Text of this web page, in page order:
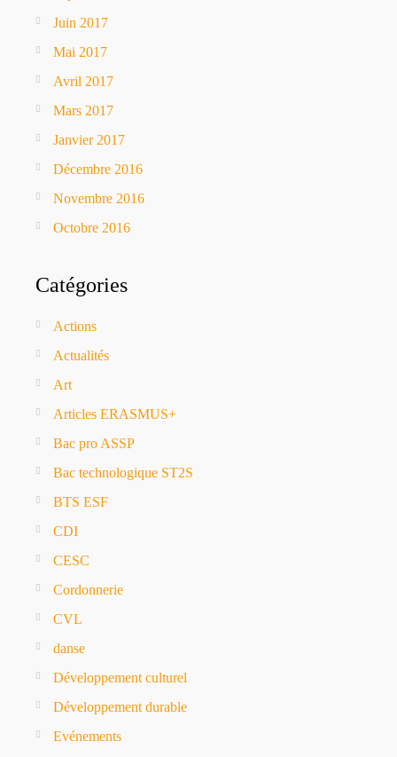
Juin 2017
Mai 2017
Avril 2017
Mars 2017
Janvier 2017
Décembre 2016
Novembre 2016
Octobre 2016
Catégories
Actions
Actualités
Art
Articles ERASMUS+
Bac pro ASSP
Bac technologique ST2S
BTS ESF
CDI
CESC
Cordonnerie
CVL
danse
Développement culturel
Développement durable
Evénements